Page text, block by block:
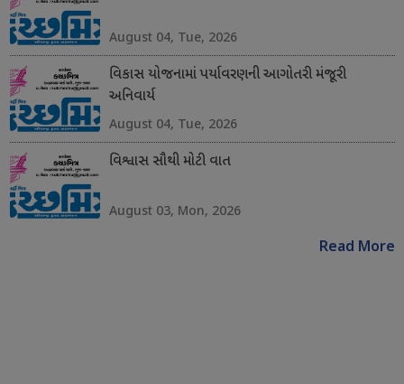
August 04, Tue, 2026
વિકાસ યોજનામાં પર્યાવરણની આગોતરી મંજૂરી
અનિવાર્ય
August 04, Tue, 2026
વિશ્વાસ સૌથી મોટી વાત
August 03, Mon, 2026
Read More